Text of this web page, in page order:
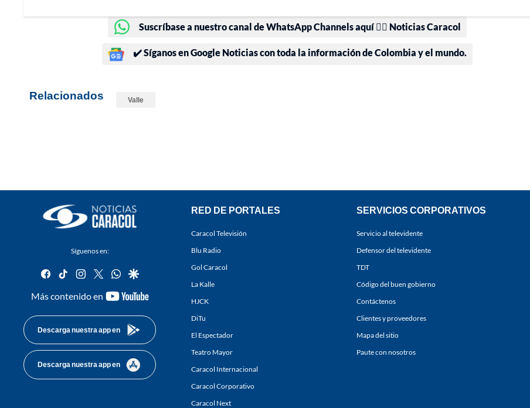
Suscríbase a nuestro canal de WhatsApp Channels aquí 👉🏻 Noticias Caracol
✔️ Síganos en Google Noticias con toda la información de Colombia y el mundo.
Relacionados Valle
Síguenos en:
facebook
tiktok instagram
twitterwhatsapp
google
Más contenido en
youtube-
Descarga nuestra app en
Descarga nuestra app en
RED DE PORTALES
Caracol Televisión
Blu Radio
Gol Caracol
La Kalle
HJCK
DiTu
El Espectador
Teatro Mayor
Caracol Internacional
Caracol Corporativo
Caracol Next
SERVICIOS CORPORATIVOS
Servicio al televidente
Defensor del televidente
TDT
Código del buen gobierno
Contáctenos
Clientes y proveedores
Mapa del sitio
Paute con nosotros